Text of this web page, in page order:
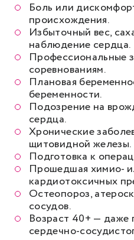
Боль или
происхождения.
Избыточный вес,
наблюдение сердца.
Профессиональные
соревнованиям.
Плановая
беременности.
Подозрение на
сердца.
Хронические
щитовидной железы.
Подготовка к
Прошедшая химио-
кардиотоксичных
Остеопороз,
сосудов.
Возраст 40+ — даже
сердечно-